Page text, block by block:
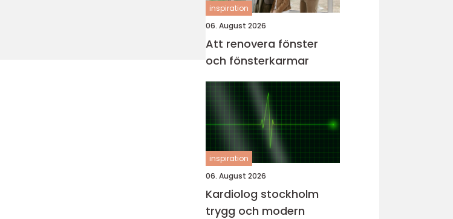
inspiration
06. August 2026
Att renovera fönster
och fönsterkarmar
inspiration
06. August 2026
Kardiolog stockholm
trygg och modern